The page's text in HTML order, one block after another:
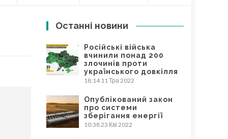
Останні новини
Російські війська
вчинили понад 200
злочинів проти
українського довкілля
18:14 11 Тра 2022
Опублікований закон
про системи
зберігання енергії
10:3823 Кві 2022